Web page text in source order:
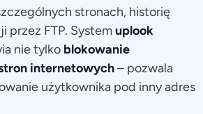
stronach, historię
przez FTP. Systemuplook
nie tylko blokowanie
internetowych– pozwala
użytkownika pod inny adres